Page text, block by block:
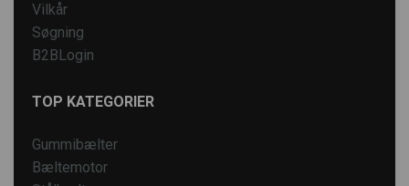
Vilkår
Søgning
B2BLogin
TOP KATEGORIER
Gummibælter
Bæltemotor